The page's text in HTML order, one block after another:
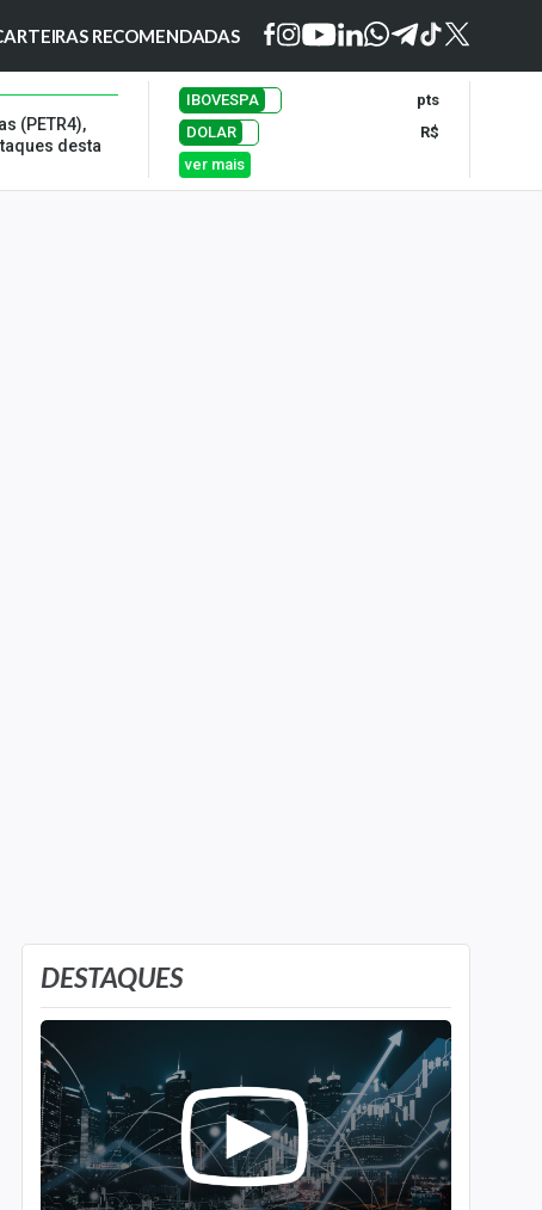
RECOMENDADAS
(PETR4),
desta
IBOVESPA
pts
DOLAR
R$
ver mais
DESTAQUES